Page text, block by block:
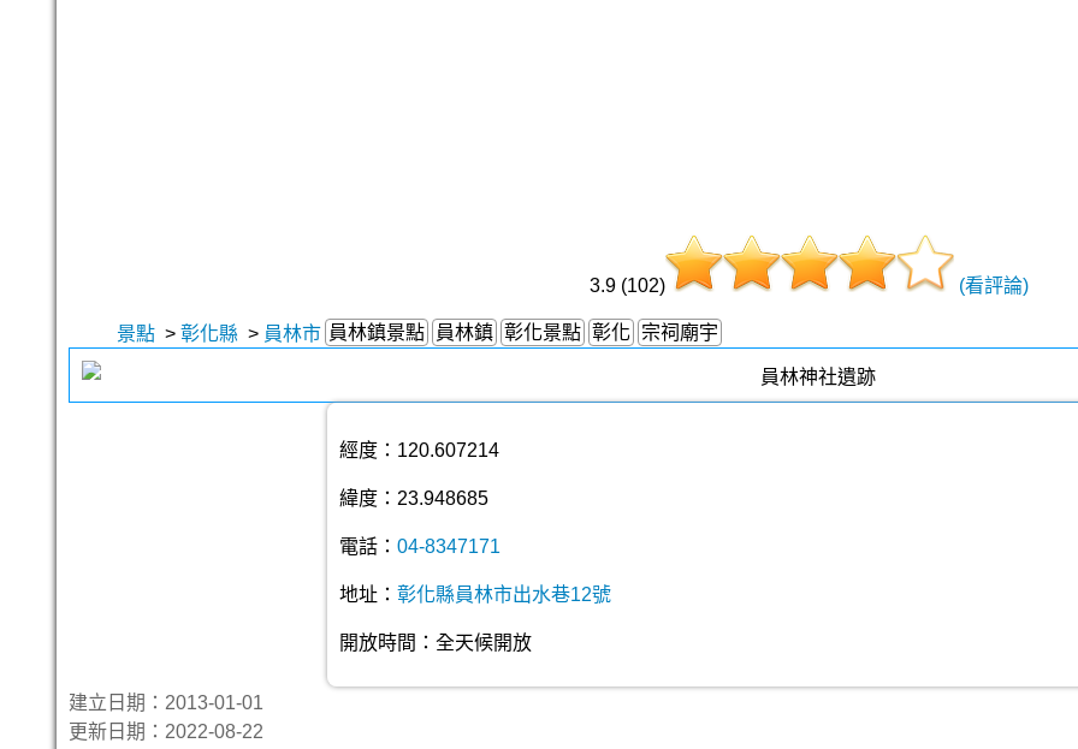
3.9 (102) (看評論)
景點 > 彰化縣 > 員林市 員林鎮景點 員林鎮 彰化景點 彰化 宗祠廟宇
經度：120.607214
緯度：23.948685
電話： 04-8347171
地址： 彰化縣員林市出水巷12號
開放時間：全天候開放
建立日期：2013-01-01
更新日期：2022-08-22